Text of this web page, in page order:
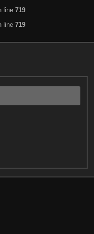
line 719
line 719